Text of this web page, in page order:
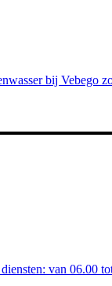
bij Vebego
van 06.00